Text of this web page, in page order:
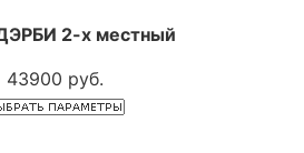
2-х местный
43900 руб.